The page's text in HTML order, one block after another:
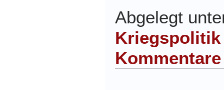
Abgelegt
Kriegspolitik